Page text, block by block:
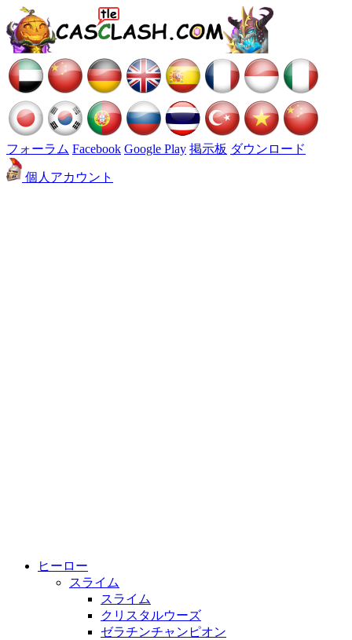
フォーラム Facebook Google Play 掲示板 ダウンロード
個人アカウント
ヒーロー
スライム
スライム
クリスタルウーズ
ゼラチンチャンピオン